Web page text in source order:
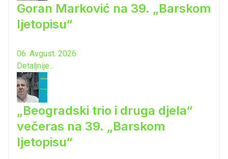
Goran Marković na 39. „Barskom
ljetopisu“
06. Avgust. 2026.
Detaljnije...
„Beogradski trio i druga djela“
večeras na 39. „Barskom
ljetopisu“